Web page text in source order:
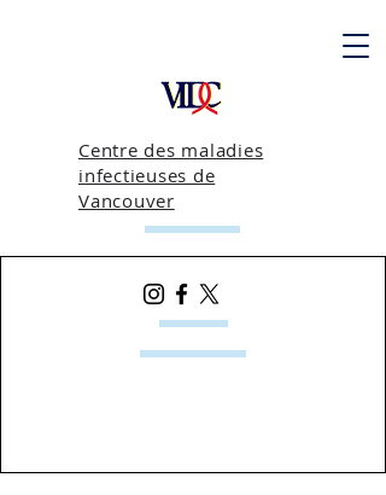
Centre des maladies
infectieuses de
Vancouver